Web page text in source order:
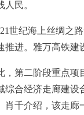
民。
纪海上丝绸之路”
推进。雅万高铁建
二阶段重点项目
综合经济走廊建设
肖千介绍，该走廊